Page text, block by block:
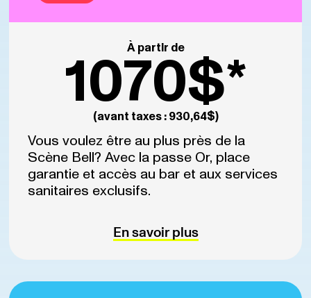
À partir de
1070$*
(avant taxes : 930,64$)
Vous voulez être au plus près de la
Scène Bell? Avec la passe Or, place
garantie et accès au bar et aux services
sanitaires exclusifs.
En savoir plus